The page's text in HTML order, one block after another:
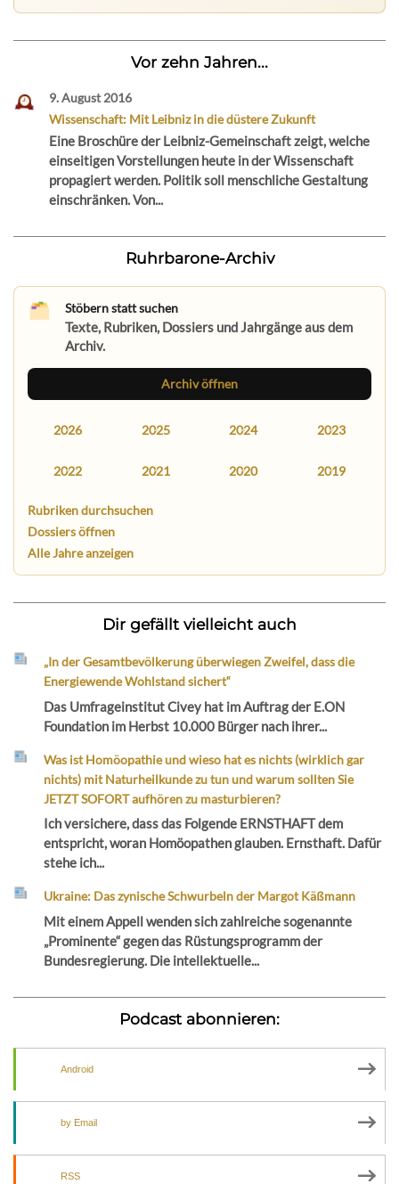
Vor zehn Jahren...
9. August 2016
Wissenschaft: Mit Leibniz in die düstere Zukunft
Eine Broschüre der Leibniz-Gemeinschaft zeigt, welche
einseitigen Vorstellungen heute in der Wissenschaft
propagiert werden. Politik soll menschliche Gestaltung
einschränken. Von...
Ruhrbarone-Archiv
Stöbern statt suchen
Texte, Rubriken, Dossiers und Jahrgänge aus dem
Archiv.
Archiv öffnen
2026 2025 2024 2023
2022 2021 2020 2019
Rubriken durchsuchen
Dossiers öffnen
Alle Jahre anzeigen
Dir gefällt vielleicht auch
„In der Gesamtbevölkerung überwiegen Zweifel, dass die
Energiewende Wohlstand sichert“
Das Umfrageinstitut Civey hat im Auftrag der E.ON
Foundation im Herbst 10.000 Bürger nach ihrer...
Was ist Homöopathie und wieso hat es nichts (wirklich gar
nichts) mit Naturheilkunde zu tun und warum sollten Sie
JETZT SOFORT aufhören zu masturbieren?
Ich versichere, dass das Folgende ERNSTHAFT dem
entspricht, woran Homöopathen glauben. Ernsthaft. Dafür
stehe ich...
Ukraine: Das zynische Schwurbeln der Margot Käßmann
Mit einem Appell wenden sich zahlreiche sogenannte
„Prominente“ gegen das Rüstungsprogramm der
Bundesregierung. Die intellektuelle...
Podcast abonnieren:
Android
by Email
RSS